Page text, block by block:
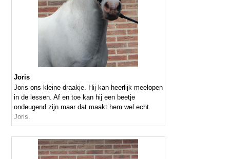
Joris
Joris ons kleine draakje. Hij kan heerlijk meelopen
in de lessen. Af en toe kan hij een beetje
ondeugend zijn maar dat maakt hem wel echt
Joris.